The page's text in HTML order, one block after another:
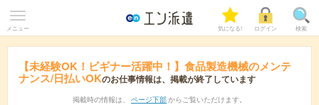
メニュー 気になる! ログイン 検索
【未経験OK！ビギナー活躍中！】食品製造機械のメンテ
ナンス/日払いOKのお仕事情報は、掲載が終了しています
掲載時の情報は、 ページ下部 からご覧いただけます。